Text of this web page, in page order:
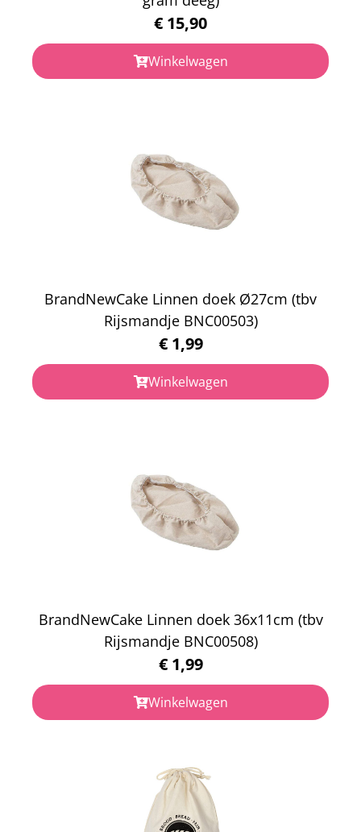
€ 15,90
Winkelwagen
BrandNewCake Linnen doek Ø27cm (tbv
Rijsmandje BNC00503)
€1,99
Winkelwagen
BrandNewCake Linnen doek 36x11cm (tbv
Rijsmandje BNC00508)
€1,99
Winkelwagen